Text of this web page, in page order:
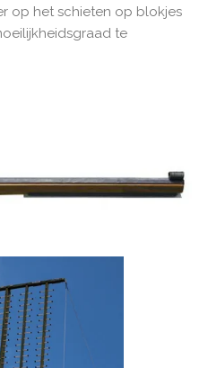
op het schieten op blokjes
te